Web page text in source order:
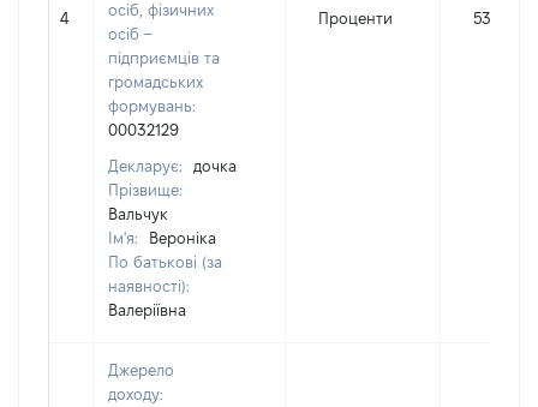
4
осіб, фізичних
осіб –
підприємців та
громадських
формувань:
00032129
Декларує:
дочка
Прізвище:
Вальчук
Ім'я:
Вероніка
По батькові (за
наявності):
Валеріївна
Проценти 5379
Джерело
доходу: